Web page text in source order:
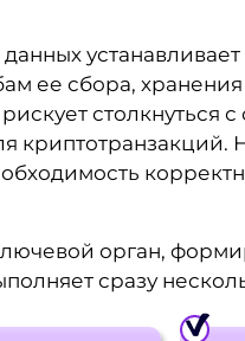
ее сбора,
столкнуться
криптотранзакций.
орган,
сразу